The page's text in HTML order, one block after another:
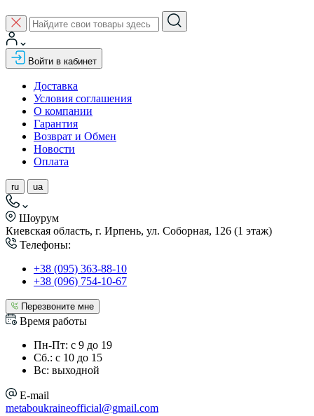
Войти в кабинет
Доставка
Условия соглашения
О компании
Гарантия
Возврат и Обмен
Новости
Оплата
ru ua
Шоурум
Киевская область, г. Ирпень, ул. Соборная, 126 (1 этаж)
Телефоны:
+38 (095) 363-88-10
+38 (096) 754-10-67
Перезвоните мне
Время работы
Пн-Пт: с 9 до 19
Сб.: с 10 до 15
Вс: выходной
E-mail
metaboukraineofficial@gmail.com